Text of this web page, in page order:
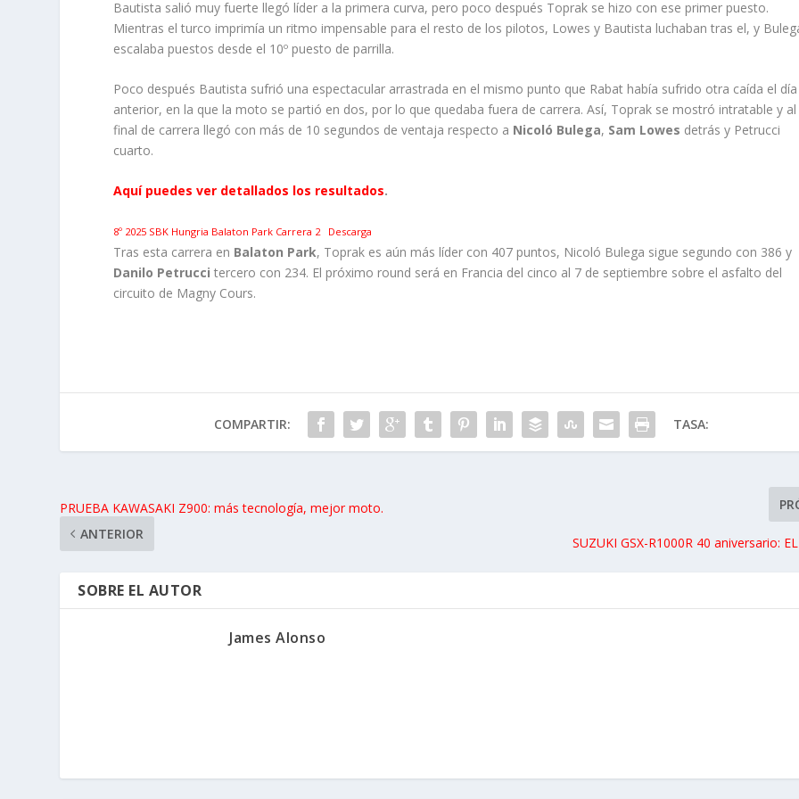
Bautista salió muy fuerte llegó líder a la primera curva, pero poco después Toprak se hizo con ese primer puesto.
Mientras el turco imprimía un ritmo impensable para el resto de los pilotos, Lowes y Bautista luchaban tras el, y
escalaba puestos desde el 10º puesto de parrilla.
Poco después Bautista sufrió una espectacular arrastrada en el mismo punto que Rabat había sufrido otra caída el día
anterior, en la que la moto se partió en dos, por lo que quedaba fuera de carrera. Así, Toprak se mostró intratable y al
final de carrera llegó con más de 10 segundos de ventaja respecto a Nicoló Bulega, Sam Lowes detrás y Petrucci
cuarto.
Aquí puedes ver detallados los resultados.
8º 2025 SBK Hungria Balaton Park Carrera 2 Descarga
Tras esta carrera en Balaton Park, Toprak es aún más líder con 407 puntos, Nicoló Bulega sigue segundo con 386 y
Danilo Petruccitercero con 234. El próximo round será en Francia del cinco al 7 de septiembre sobre el asfalto del
circuito de Magny Cours.
COMPARTIR: TASA:
PRUEBA KAWASAKI Z900: más tecnología, mejor moto.
ANTERIOR
SUZUKI GSX-R1000R 40 aniversario: EL
SOBRE EL AUTOR
James Alonso